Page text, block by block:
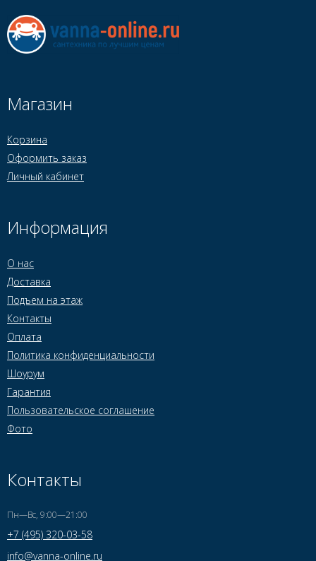
Магазин
Корзина
Оформить заказ
Личный кабинет
Информация
О нас
Доставка
Подъем на этаж
Контакты
Оплата
Политика конфиденциальности
Шоурум
Гарантия
Пользовательское соглашение
Фото
Контакты
Пн—Вс, 9:00—21:00
+7 (495) 320-03-58
info@vanna-online.ru